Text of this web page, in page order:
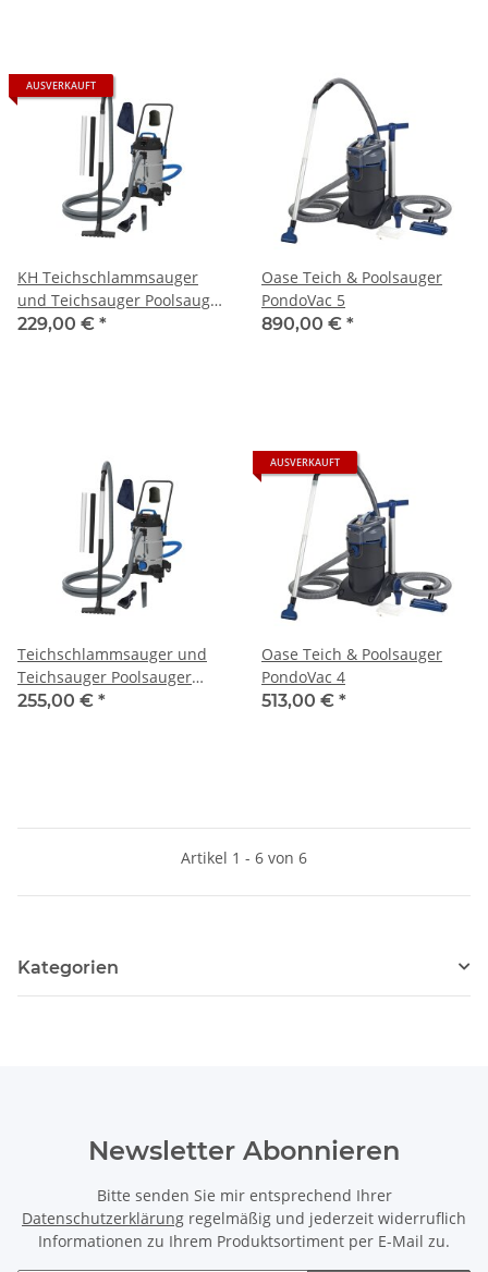
AUSVERKAUFT
KH Teichschlammsauger
und Teichsauger Poolsauger
Dauerbetrieb
229,00 € *
Oase Teich & Poolsauger
PondoVac 5
890,00 € *
Teichschlammsauger und
Teichsauger Poolsauger
Dauerbetrieb
255,00 € *
AUSVERKAUFT
Oase Teich & Poolsauger
PondoVac 4
513,00 € *
Artikel 1 - 6 von 6
Kategorien
Newsletter Abonnieren
Bitte senden Sie mir entsprechend Ihrer
Datenschutzerklärung regelmäßig und jederzeit widerruflich
Informationen zu Ihrem Produktsortiment per E-Mail zu.